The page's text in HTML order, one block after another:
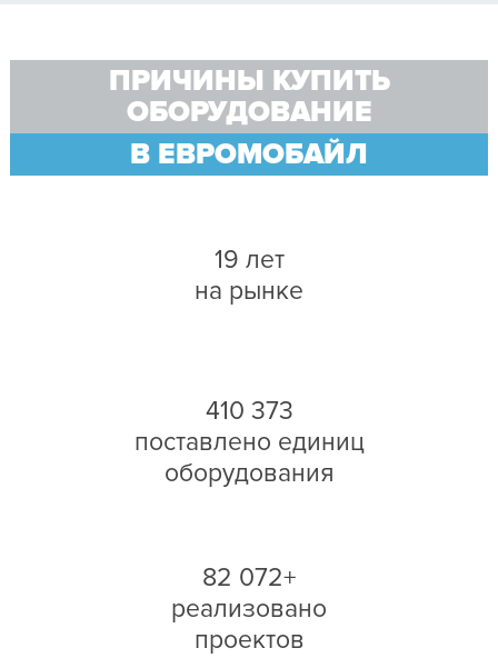
ПРИЧИНЫ КУПИТЬ
ОБОРУДОВАНИЕ
В ЕВРОМОБАЙЛ
19 лет
на рынке
410 373
поставлено единиц
оборудования
82 072+
реализовано
проектов